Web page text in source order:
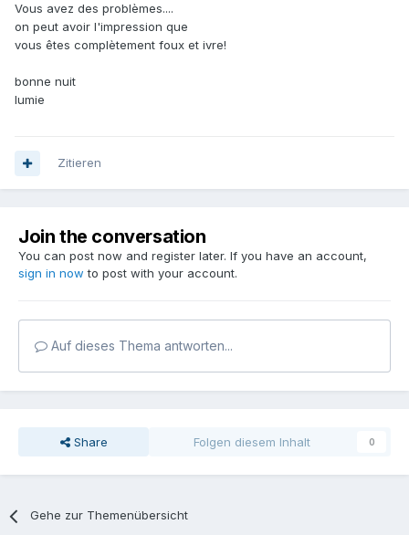
Vous avez des problèmes....
on peut avoir l'impression que
vous êtes complètement foux et ivre!
bonne nuit
lumie
Zitieren
Join the conversation
You can post now and register later. If you have an account,
sign in now to post with your account.
Auf dieses Thema antworten...
Share Folgen diesem Inhalt 0
Gehe zur Themenübersicht